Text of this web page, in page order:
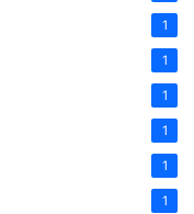
1
1
1
1
1
1